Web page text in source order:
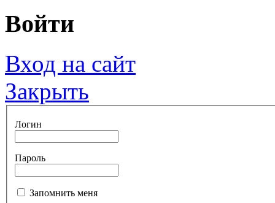
Войти
Вход на сайт
Закрыть
Логин
Пароль
Запомнить меня